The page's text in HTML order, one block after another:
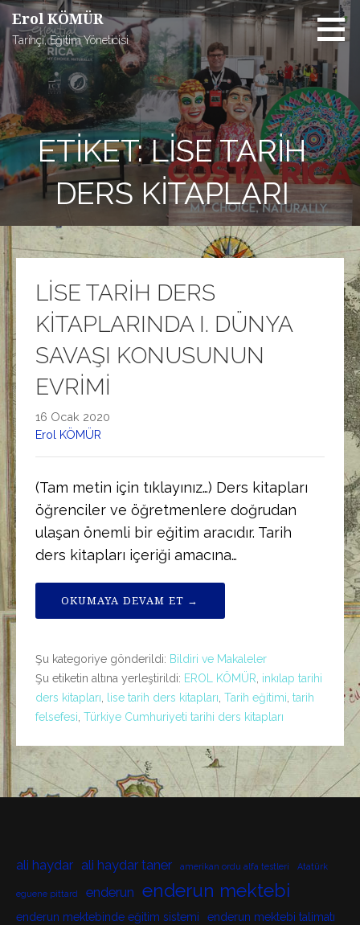
İçeriğe
atla
Erol KÖMÜR
Tarihçi, Eğitim Yöneticisi
ETIKET: LISE TARIH
DERS KITAPLARI
LİSE TARİH DERS
KİTAPLARINDA I. DÜNYA
SAVAŞI KONUSUNUN
EVRİMİ
16 Ocak 2020
Erol KÖMÜR
(Tam metin için tıklayınız…) Ders kitapları
öğrenciler ve öğretmenlere doğrudan
ulaşan önemli bir eğitim aracıdır. Tarih
ders kitapları içeriği amacına…
OKUMAYA DEVAM ET →
Şu kategoriye gönderildi: Bildiri ve Makaleler
Şu etiketin altına yerleştirildi: EROL KÖMÜR inkılap tarihi
ders kitapları
lise tarih ders kitapları Tarih eğitimi tarih
felsefesi Türkiye Cumhuriyeti tarihi ders kitapları
ali haydar ali haydar taner amerikan ordu alfa testleri Atatürk
eguene pittard enderun enderun mektebi
enderun mektebinde eğitim sistemi enderun mektebi talimatı